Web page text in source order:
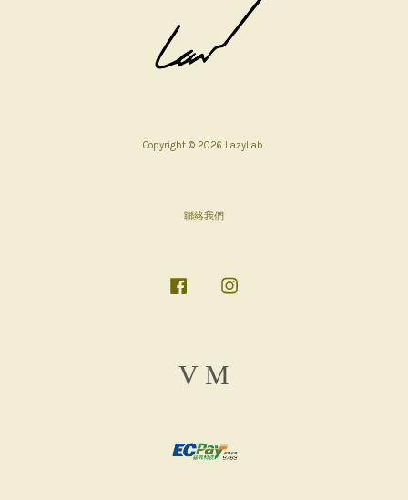
Copyright © 2026 LazyLab.
聯絡我們
Facebook
Visa